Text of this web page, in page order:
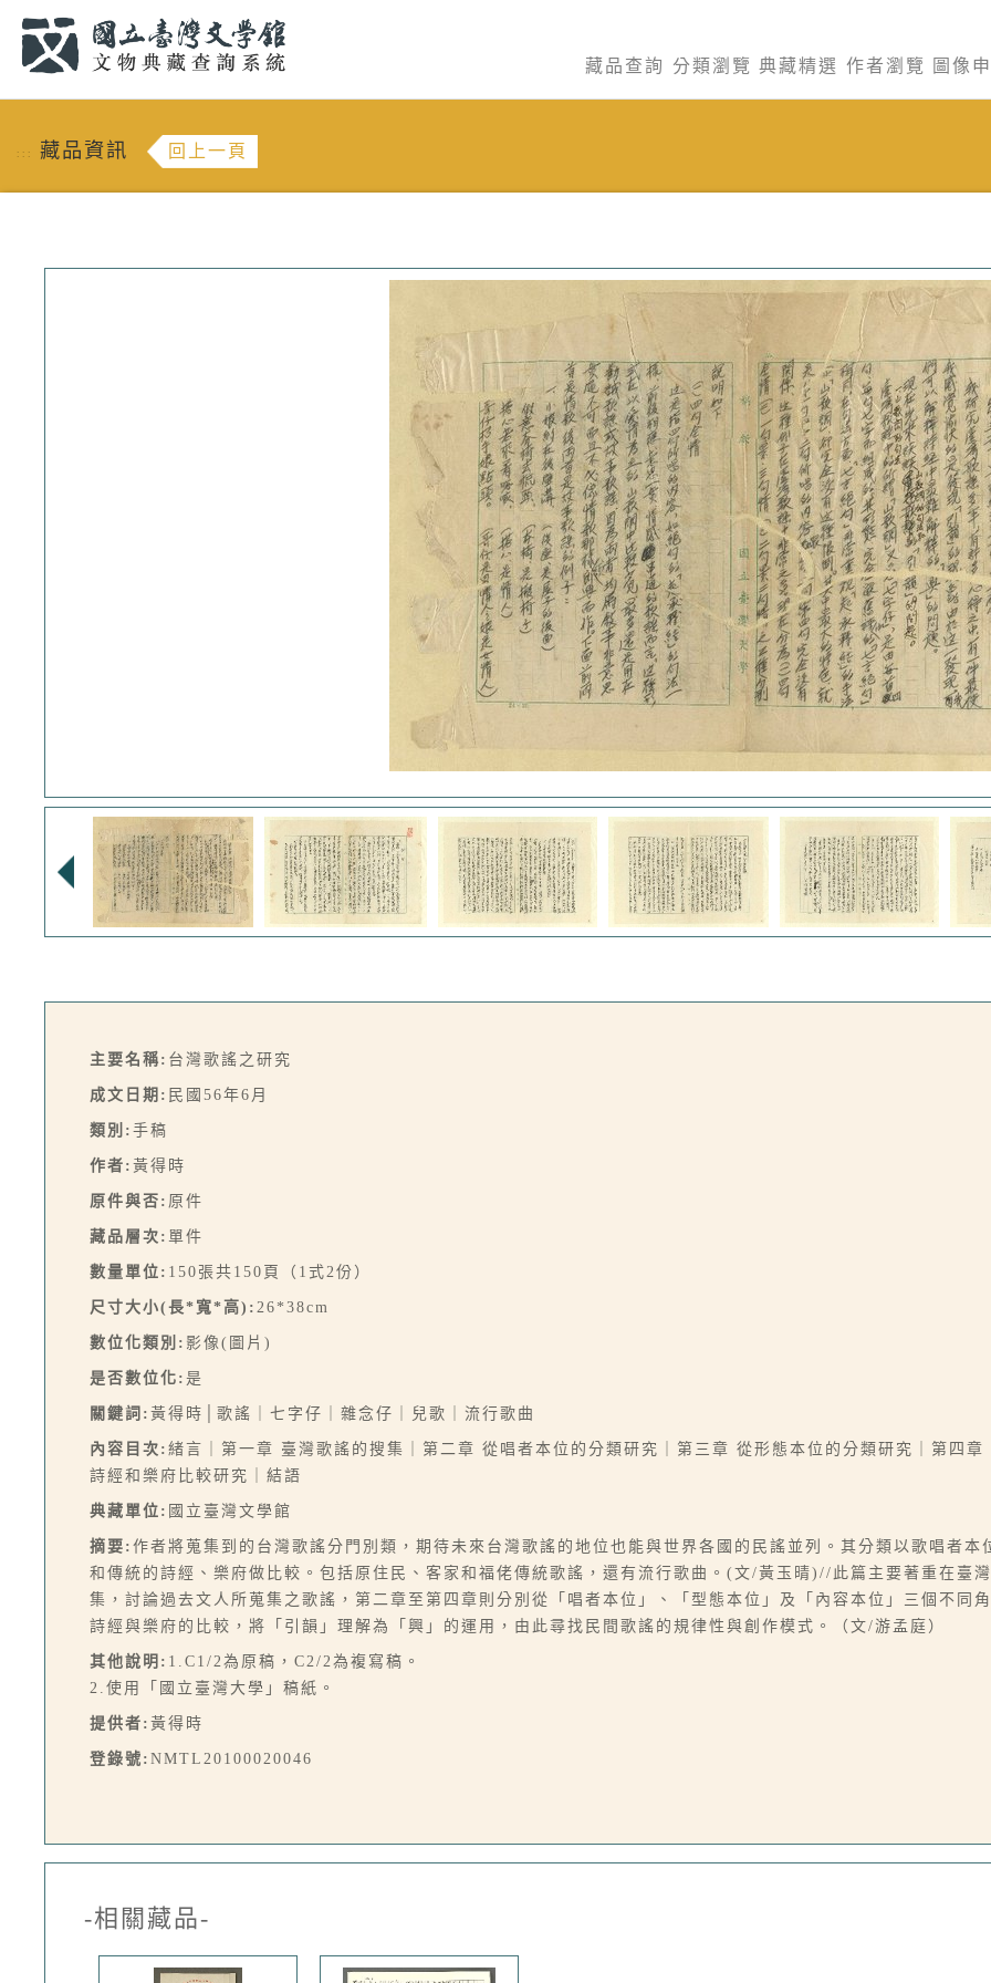
藏品查詢 分類瀏覽 典藏精選 作者瀏覽 圖像
::: 藏品資訊 回上一頁
主要名稱: 台灣歌謠之研究
成文日期: 民國56年6月
類別: 手稿
作者: 黃得時
原件與否: 原件
藏品層次: 單件
數量單位: 150張共150頁（1式2份）
尺寸大小(長*寬*高): 26*38cm
數位化類別: 影像(圖片)
是否數位化: 是
關鍵詞: 黃得時│歌謠｜七字仔｜雜念仔｜兒歌｜流行歌曲
內容目次: 緒言｜第一章 臺灣歌謠的搜集｜第二章 從唱者本位的分類研究｜第三章 從形態本位的分類研究｜第四
詩經和樂府比較研究｜結語
典藏單位: 國立臺灣文學館
摘要: 作者將蒐集到的台灣歌謠分門別類，期待未來台灣歌謠的地位也能與世界各國的民謠並列。其分類以歌唱者
和傳統的詩經、樂府做比較。包括原住民、客家和福佬傳統歌謠，還有流行歌曲。(文/黃玉晴)//此篇主要著重在臺
集，討論過去文人所蒐集之歌謠，第二章至第四章則分別從「唱者本位」、「型態本位」及「內容本位」三個不同
詩經與樂府的比較，將「引韻」理解為「興」的運用，由此尋找民間歌謠的規律性與創作模式。（文/游孟庭）
其他說明: 1.C1/2為原稿，C2/2為複寫稿。
2.使用「國立臺灣大學」稿紙。
提供者: 黃得時
登錄號: NMTL20100020046
-相關藏品-